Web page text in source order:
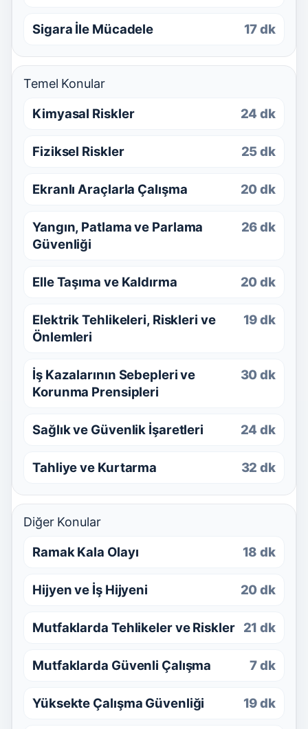
Sigara İle Mücadele 17 dk
Temel Konular
Kimyasal Riskler 24 dk
Fiziksel Riskler 25 dk
Ekranlı Araçlarla Çalışma 20 dk
Yangın, Patlama ve Parlama
Güvenliği
26 dk
Elle Taşıma ve Kaldırma 20 dk
Elektrik Tehlikeleri, Riskleri ve
Önlemleri
19 dk
İş Kazalarının Sebepleri ve
Korunma Prensipleri
30 dk
Sağlık ve Güvenlik İşaretleri 24 dk
Tahliye ve Kurtarma 32 dk
Diğer Konular
Ramak Kala Olayı 18 dk
Hijyen ve İş Hijyeni 20 dk
Mutfaklarda Tehlikeler ve Riskler 21 dk
Mutfaklarda Güvenli Çalışma 7 dk
Yüksekte Çalışma Güvenliği 19 dk